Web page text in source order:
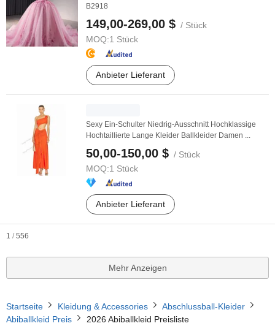
B2918
149,00-269,00 $ / Stück
MOQ:1 Stück
Anbieter Lieferant
Sexy Ein-Schulter Niedrig-Ausschnitt Hochklassige
Hochtaillierte Lange Kleider Ballkleider Damen ...
50,00-150,00 $ / Stück
MOQ:1 Stück
Anbieter Lieferant
1 / 556
Mehr Anzeigen
Startseite Kleidung & Accessories
Abschlussball-Kleider
Abiballkleid Preis
2026 Abiballkleid Preisliste